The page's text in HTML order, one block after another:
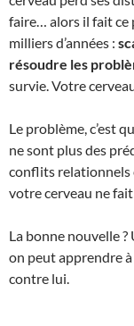
faire… alors il fait ce
milliers d’années :
résoudre les
survie. Votre
Le problème, c’est
ne sont plus des
conflits relationnels
votre cerveau ne
La bonne nouvelle ?
on peut apprendre à
contre lui.